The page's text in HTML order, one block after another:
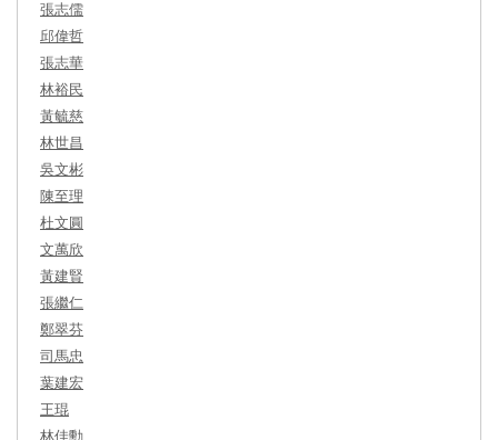
張志儒
邱偉哲
張志華
林裕民
黃毓慈
林世昌
吳文彬
陳至理
杜文圓
文萬欣
黃建賢
張繼仁
鄭翠芬
司馬忠
葉建宏
王琨
林佳勳